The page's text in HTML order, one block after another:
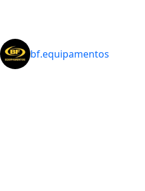
bf.equipamentos